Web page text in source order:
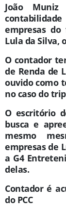
João
empresas
Lula da Silva,
O contador
de Renda de
ouvido como
no caso do
O escritório
busca e
mesmo
empresas de
a G4
delas.
Contador é
do PCC